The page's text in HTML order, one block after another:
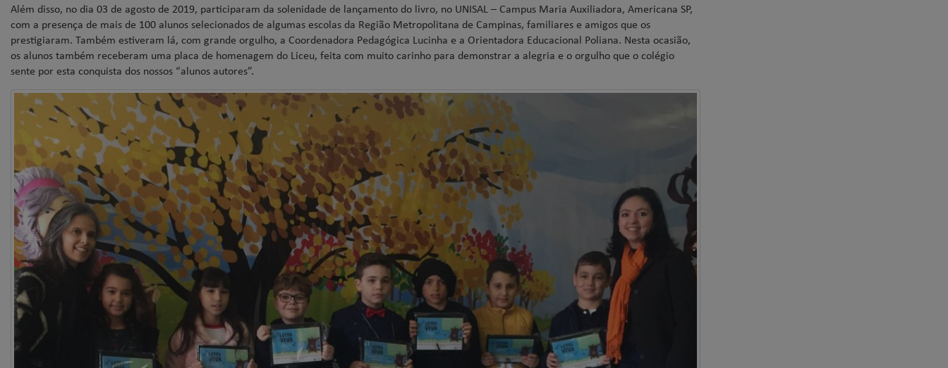
Além disso, no dia 03 de agosto de 2019, participaram da solenidade de lançamento do livro, no UNISAL – Campus Maria Auxiliadora, Americana SP,
com a presença de mais de 100 alunos selecionados de algumas escolas da Região Metropolitana de Campinas, familiares e amigos que os
prestigiaram. Também estiveram lá, com grande orgulho, a Coordenadora Pedagógica Lucinha e a Orientadora Educacional Poliana. Nesta ocasião,
os alunos também receberam uma placa de homenagem do Liceu, feita com muito carinho para demonstrar a alegria e o orgulho que o colégio
sente por esta conquista dos nossos “alunos autores”.